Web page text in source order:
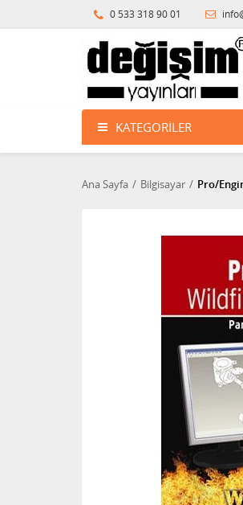
0 533 318 90 01
KATEGORILER
Ana Sayfa Bilgisayar Pro/